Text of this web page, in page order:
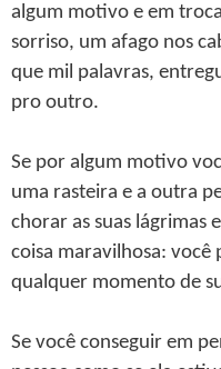
algum motivo e em
sorriso, um afago nos
que mil palavras,
pro outro.
Se por algum motivo
uma rasteira e a outra
chorar as suas lágrimas
coisa maravilhosa: você
qualquer momento de
Se você conseguir em